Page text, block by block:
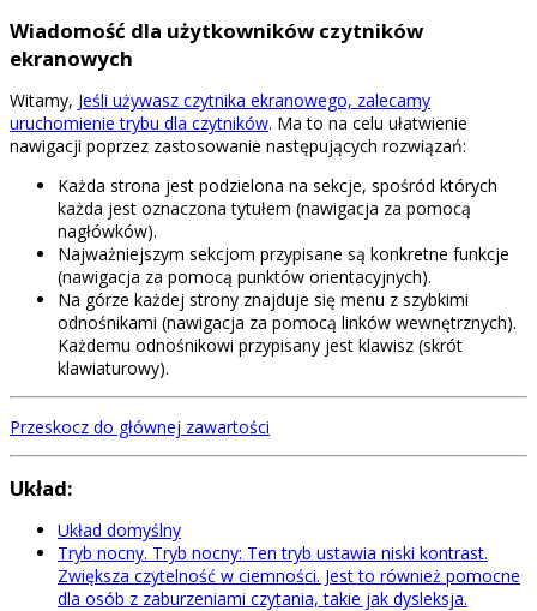
Wiadomość dla użytkowników czytników
ekranowych
Witamy, Jeśli używasz czytnika ekranowego, zalecamy
uruchomienie trybu dla czytników. Ma to na celu ułatwienie
nawigacji poprzez zastosowanie następujących rozwiązań:
Każda strona jest podzielona na sekcje, spośród których
każda jest oznaczona tytułem (nawigacja za pomocą
nagłówków).
Najważniejszym sekcjom przypisane są konkretne funkcje
(nawigacja za pomocą punktów orientacyjnych).
Na górze każdej strony znajduje się menu z szybkimi
odnośnikami (nawigacja za pomocą linków wewnętrznych).
Każdemu odnośnikowi przypisany jest klawisz (skrót
klawiaturowy).
Przeskocz do głównej zawartości
Układ:
Układ domyślny
Tryb nocny. Tryb nocny: Ten tryb ustawia niski kontrast.
Zwiększa czytelność w ciemności. Jest to również pomocne
dla osób z zaburzeniami czytania, takie jak dysleksja.